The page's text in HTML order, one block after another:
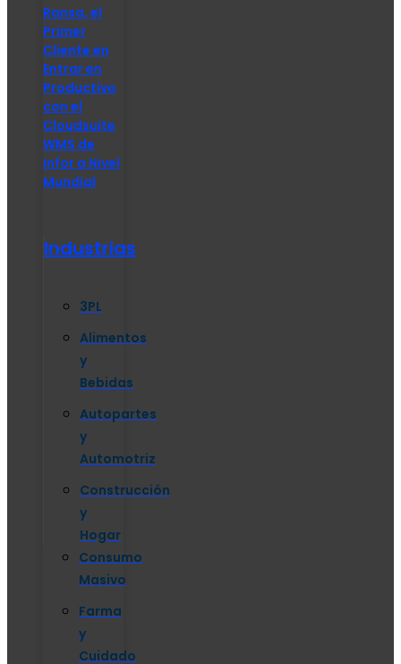
Ransa, el
Primer
Cliente en
Entrar en
Productivo
con el
Cloudsuite
WMS de
Infor a Nivel
Mundial
Industrias
3PL
Alimentos
y
Bebidas
Autopartes
y
Automotriz
Construcción
y
Hogar
Consumo
Masivo
Farma
y
Cuidado